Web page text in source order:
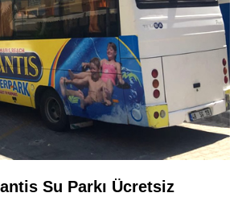
Su Parkı Ücretsiz